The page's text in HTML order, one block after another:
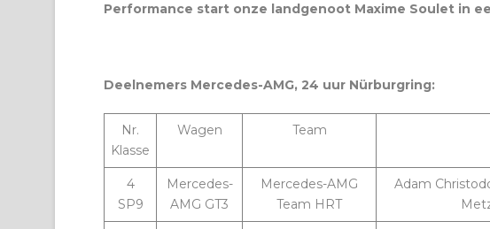
Performance start onze landgenoot Maxime Soulet in
Deelnemers Mercedes-AMG, 24 uur Nürburgring:
Nr.
Klasse
Wagen Team
4
SP9
Mercedes-
AMG GT3
Mercedes-AMG
Team HRT
Adam